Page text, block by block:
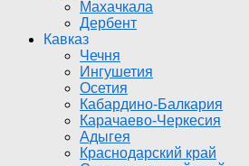
Махачкала
Дербент
Кавказ
Чечня
Ингушетия
Осетия
Кабардино-Балкария
Карачаево-Черкесия
Адыгея
Краснодарский край